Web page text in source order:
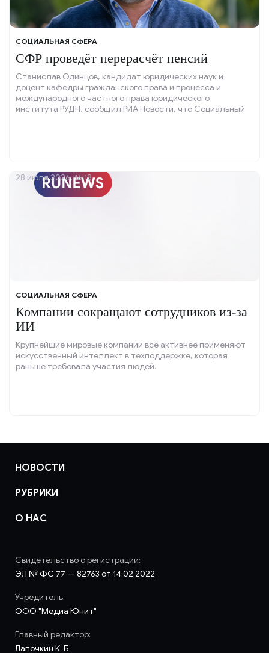
СОЦИАЛЬНАЯ СФЕРА
СФР проведёт перерасчёт пенсий
Станислав Одинцов, кандидат юридических наук и
доцент кафедры гражданского права и процесса и
международного частного права юридического
института РУДН, сообщил РИА Новости, что Социальный
СОЦИАЛЬНАЯ СФЕРА
Компании сокращают сотрудников из-за
ИИ
Крупнейшие мировые компании всё активнее применяют
искусственный интеллект в техподдержке, которая
раньше требовала участия людей.
28 июля 2026, 16:18
НОВОСТИ
РУБРИКИ
О НАС
Свидетельство о регистрации:
ЭЛ № ФС 77 — 82763 от 14.02.2022
Учредитель:
ООО "Медиа Юнит"
Главный редактор:
Лапочкин К. Б.